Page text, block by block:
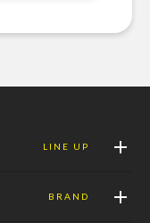
LINE UP
BRAND